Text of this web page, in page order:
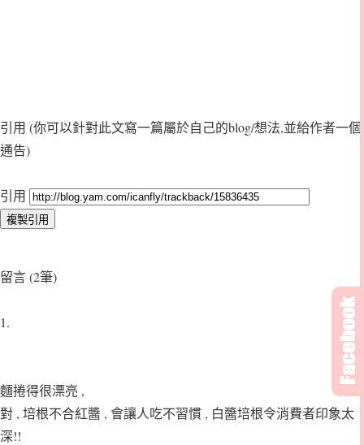
引用 (你可以針對此文寫一篇屬於自己的blog/想法,並給作者一個
通告)
引用
留言 (2筆)
1.
麵捲得很漂亮 ,
對 , 培根不合紅醬 , 會讓人吃不習慣 , 白醬培根令消費者印象太
深!!